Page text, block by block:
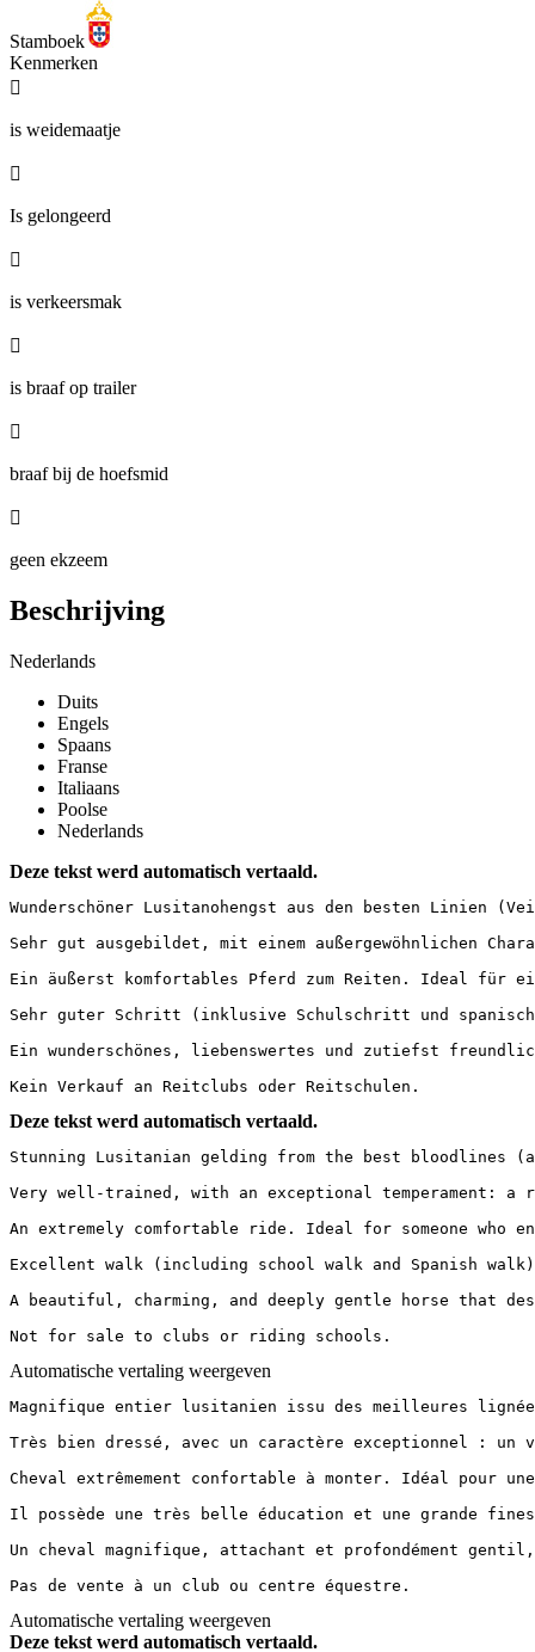
Stamboek
Kenmerken

is weidemaatje

Is gelongeerd

is verkeersmak

is braaf op trailer

braaf bij de hoefsmid

geen ekzeem
Beschrijving
Nederlands
Duits
Engels
Spaans
Franse
Italiaans
Poolse
Nederlands
Deze tekst werd automatisch vertaald.
Wunderschöner Lusitanohengst aus den besten Linien
Sehr gut ausgebildet, mit einem außergewöhnlichen
Ein äußerst komfortables Pferd zum Reiten. Ideal für
Sehr guter Schritt (inklusive Schulschritt und
Ein wunderschönes, liebenswertes und zutiefst
Kein Verkauf an Reitclubs oder Reitschulen.
Deze tekst werd automatisch vertaald.
Stunning Lusitanian gelding from the best bloodlines
Very well-trained, with an exceptional temperament:
An extremely comfortable ride. Ideal for someone
Excellent walk (including school walk and Spanish
A beautiful, charming, and deeply gentle horse that
Not for sale to clubs or riding schools.
Automatische vertaling weergeven
Magnifique entier lusitanien issu des meilleures
Très bien dressé, avec un caractère exceptionnel :
Cheval extrêmement confortable à monter. Idéal pour
Il possède une très belle éducation et une grande
Un cheval magnifique, attachant et profondément
Pas de vente à un club ou centre équestre.
Automatische vertaling weergeven
Deze tekst werd automatisch vertaald.